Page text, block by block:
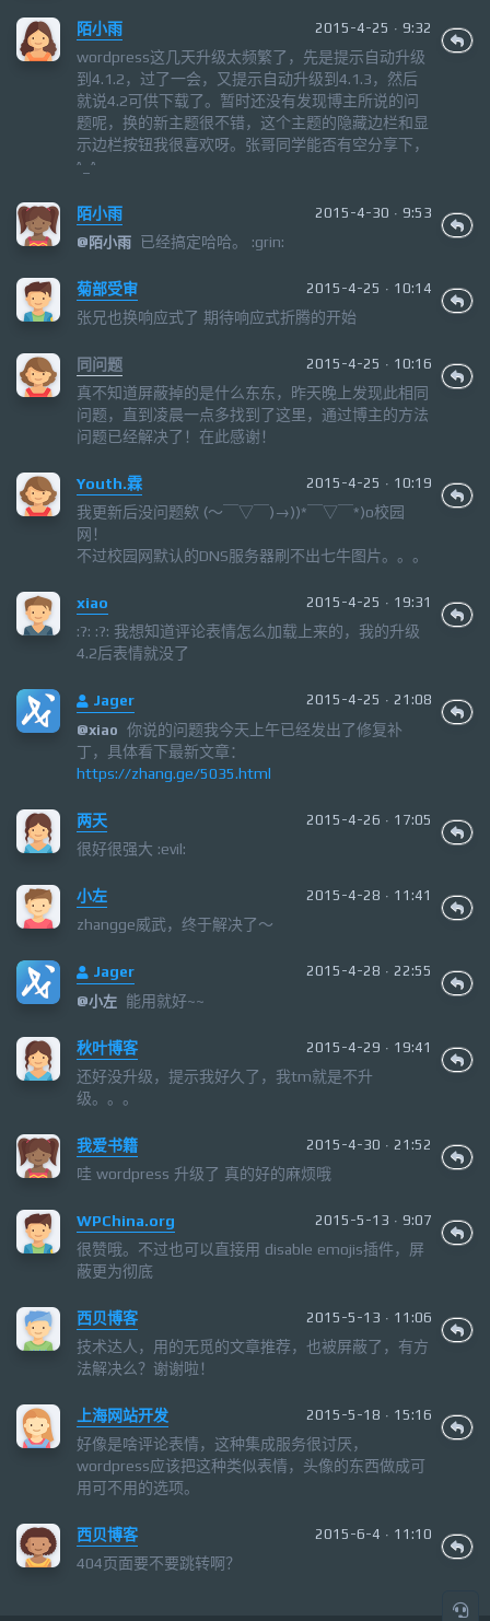
陌小雨 2015-4-25 · 9:32
wordpress这几天升级太频繁了，先是提示自动升级
到4.1.2，过了一会，又提示自动升级到4.1.3，然后
就说4.2可供下载了。暂时还没有发现博主所说的问
题呢，换的新主题很不错，这个主题的隐藏边栏和显
示边栏按钮我很喜欢呀。张哥同学能否有空分享下，
^_^
陌小雨
2015-4-30 · 9:53
@陌小雨 已经搞定哈哈。 :grin:
菊部受审 2015-4-25 · 10:14
张兄也换响应式了 期待响应式折腾的开始
同问题 2015-4-25 · 10:16
真不知道屏蔽掉的是什么东东，昨天晚上发现此相同
问题，直到凌晨一点多找到了这里，通过博主的方法
问题已经解决了！在此感谢！
Youth.霖 2015-4-25 · 10:19
我更新后没问题欸 (～￣▽￣)→))*￣▽￣*)o校园
网！
不过校园网默认的DNS服务器刷不出七牛图片。。。
xiao 2015-4-25 · 19:31
:?: :?: 我想知道评论表情怎么加载上来的，我的升级
4.2后表情就没了
Jager
2015-4-25 · 21:08
@xiao 你说的问题我今天上午已经发出了修复补
丁，具体看下最新文章：
https://zhang.ge/5035.html
两天 2015-4-26 · 17:05
很好很强大 :evil:
小左 2015-4-28 · 11:41
zhangge威武，终于解决了～
Jager
2015-4-28 · 22:55
@小左 能用就好~~
秋叶博客 2015-4-29 · 19:41
还好没升级，提示我好久了，我tm就是不升
级。。。
我爱书籍 2015-4-30 · 21:52
哇 wordpress 升级了 真的好的麻烦哦
WPChina.org 2015-5-13 · 9:07
很赞哦。不过也可以直接用 disable emojis插件，屏
蔽更为彻底
西贝博客 2015-5-13 · 11:06
技术达人，用的无觅的文章推荐，也被屏蔽了，有方
法解决么？谢谢啦！
上海网站开发 2015-5-18 · 15:16
好像是啥评论表情，这种集成服务很讨厌，
wordpress应该把这种类似表情，头像的东西做成可
用可不用的选项。
西贝博客 2015-6-4 · 11:10
404页面要不要跳转啊？